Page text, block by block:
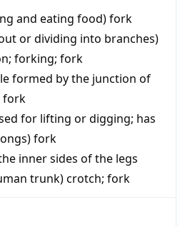
and eating food)fork
or dividing into branches)
; forking; fork
formed by the junction of
fork
for lifting or digging; has
fork
inner sides of the legs
trunk)crotch; fork